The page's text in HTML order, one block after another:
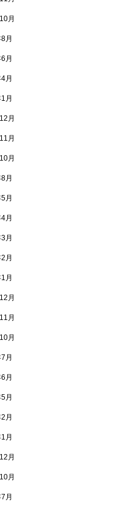
月
月
月
月
月
月
月
月
月
月
月
月
月
月
月
月
月
月
月
月
月
月
月
月
月